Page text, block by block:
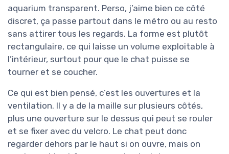
aquarium transparent. Perso, j’aime bien ce côté
discret, ça passe partout dans le métro ou au resto
sans attirer tous les regards. La forme est plutôt
rectangulaire, ce qui laisse un volume exploitable à
l’intérieur, surtout pour que le chat puisse se
tourner et se coucher.
Ce qui est bien pensé, c’est les ouvertures et la
ventilation. Il y a de la maille sur plusieurs côtés,
plus une ouverture sur le dessus qui peut se rouler
et se fixer avec du velcro. Le chat peut donc
regarder dehors par le haut si on ouvre, mais on